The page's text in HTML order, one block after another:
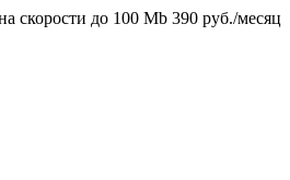
скорости до 100 Mb 390 руб./месяц